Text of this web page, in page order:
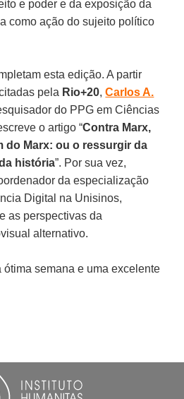
e poder e da exposição da
como ação do sujeito político
esta edição. A partir
pela Rio+20,Carlos A.
do PPG em Ciências
o artigo “Contra Marx,
do Marx: ou o ressurgir da
história”. Por sua vez,
da especialização
Digital na Unisinos,
as perspectivas da
alternativo.
ótima semana e uma excelente